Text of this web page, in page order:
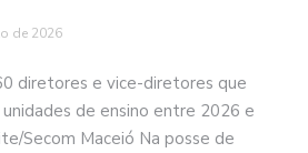
de 2026
diretores e vice-diretores que
de ensino entre 2026 e
Secom Maceió Na posse de